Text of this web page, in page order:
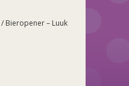
/ Bieropener – Luuk